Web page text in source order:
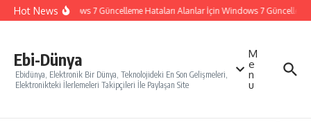
İçeriğe atla
Hot NewsWindows 7 Güncelleme Hataları Alanlar İçin Windows 7 Güncelleme
Ebi-Dünya
Ebidünya, Elektronik Bir Dünya, Teknolojideki En Son Gelişmeleri,
Elektronikteki İlerlemeleri Takipçileri İle Paylaşan Site
M
e
n
u